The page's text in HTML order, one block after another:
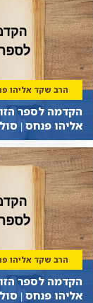
הרב שקד אליהו
אליהו פנחס |
הרב שקד אליהו
אליהו פנחס |